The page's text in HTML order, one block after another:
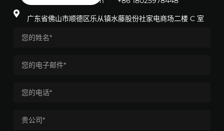
广东省佛山市顺德区乐从镇水藤股份社家电商场二楼 C 室